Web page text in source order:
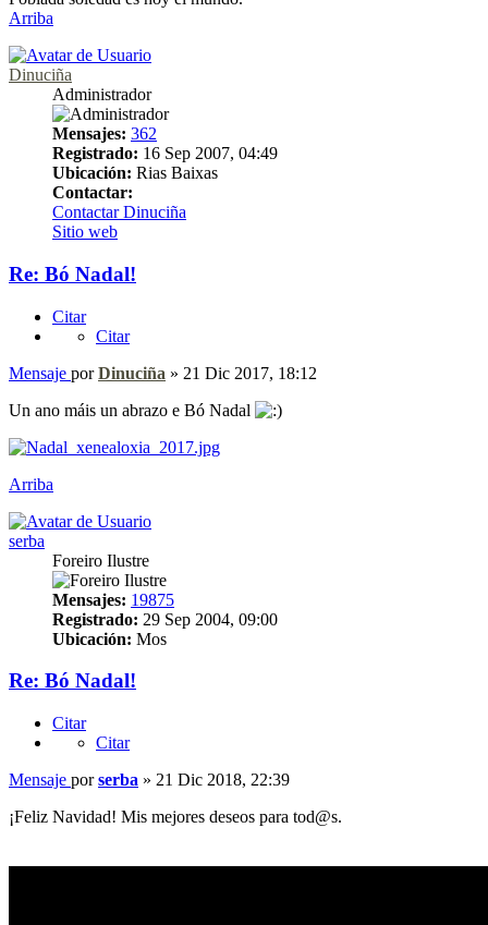
Arriba
Dinuciña
Administrador
Mensajes: 362
Registrado: 16 Sep 2007, 04:49
Ubicación: Rias Baixas
Contactar:
Contactar Dinuciña
Sitio web
Re: Bó Nadal!
Citar
Citar
Mensaje porDinuciña » 21 Dic 2017, 18:12
Un ano máis un abrazo e Bó Nadal
Arriba
serba
Foreiro Ilustre
Mensajes: 19875
Registrado: 29 Sep 2004, 09:00
Ubicación: Mos
Re: Bó Nadal!
Citar
Citar
Mensaje porserba » 21 Dic 2018, 22:39
¡Feliz Navidad! Mis mejores deseos para tod@s.